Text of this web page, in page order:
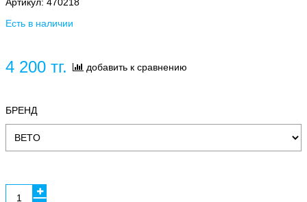
Есть в наличии
4 200 тг. добавить к сравнению
БРЕНД